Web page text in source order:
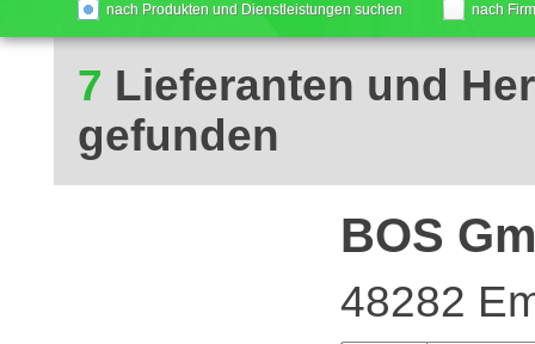
nach Produkten und Dienstleistungen suchen nach
7 Lieferanten und
gefunden
BOS
48282